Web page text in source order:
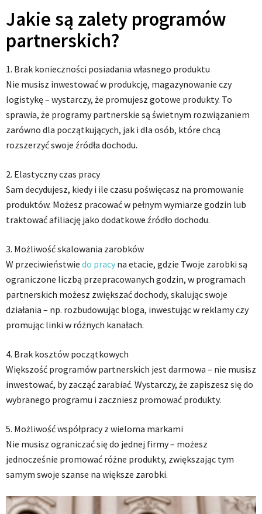
Jakie są zalety programów
partnerskich?
1. Brak konieczności posiadania własnego produktu
Nie musisz inwestować w produkcję, magazynowanie czy
logistykę – wystarczy, że promujesz gotowe produkty. To
sprawia, że programy partnerskie są świetnym rozwiązaniem
zarówno dla początkujących, jak i dla osób, które chcą
rozszerzyć swoje źródła dochodu.
2. Elastyczny czas pracy
Sam decydujesz, kiedy i ile czasu poświęcasz na promowanie
produktów. Możesz pracować w pełnym wymiarze godzin lub
traktować afiliację jako dodatkowe źródło dochodu.
3. Możliwość skalowania zarobków
W przeciwieństwie do pracy na etacie, gdzie Twoje zarobki są
ograniczone liczbą przepracowanych godzin, w programach
partnerskich możesz zwiększać dochody, skalując swoje
działania – np. rozbudowując bloga, inwestując w reklamy czy
promując linki w różnych kanałach.
4. Brak kosztów początkowych
Większość programów partnerskich jest darmowa – nie musisz
inwestować, by zacząć zarabiać. Wystarczy, że zapiszesz się do
wybranego programu i zaczniesz promować produkty.
5. Możliwość współpracy z wieloma markami
Nie musisz ograniczać się do jednej firmy – możesz
jednocześnie promować różne produkty, zwiększając tym
samym swoje szanse na większe zarobki.